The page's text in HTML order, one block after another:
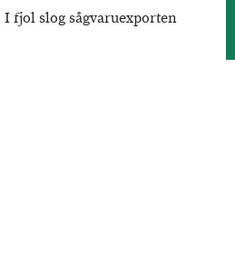
fjol slog sågvaruexporten